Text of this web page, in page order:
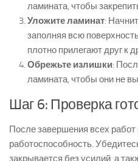
ламината, чтобы
Уложите ламинат:
заполняя всю
плотно прилегают друг к
Обрежьте излишки:
ламината, чтобы они не
Шаг 6: Проверка
После завершения всех работ
работоспособность.
закрывается без усилий, а